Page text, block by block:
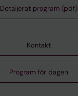
Detaljerat program (pdf)
Kontakt
Program för dagen